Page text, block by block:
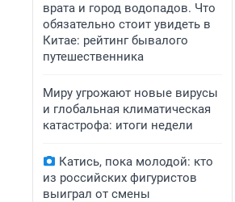
врата и город водопадов. Что
обязательно стоит увидеть в
Китае: рейтинг бывалого
путешественника
Миру угрожают новые вирусы
и глобальная климатическая
катастрофа: итоги недели
Катись, пока молодой: кто
из российских фигуристов
выиграл от смены